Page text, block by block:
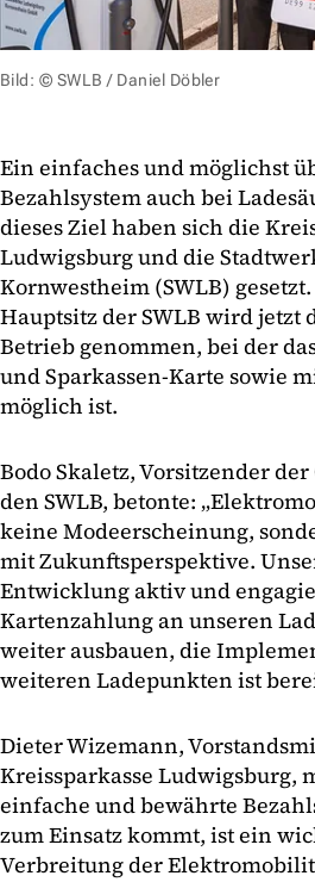
Bild: © SWLB / Daniel Döbler
Ein einfaches und möglichst
Bezahlsystem auch bei
dieses Ziel haben sich die
Ludwigsburg und die
Kornwestheim (SWLB)
Hauptsitz der SWLB wird jetzt
Betrieb genommen, bei der
und Sparkassen-Karte sowie
möglich ist.
Bodo Skaletz, Vorsitzender
den SWLB, betonte:
keine Modeerscheinung,
mit Zukunftsperspektive.
Entwicklung aktiv und
Kartenzahlung an unseren
weiter ausbauen, die
weiteren Ladepunkten ist
Dieter Wizemann,
Kreissparkasse Ludwigsburg,
einfache und bewährte
zum Einsatz kommt, ist ein
Verbreitung der